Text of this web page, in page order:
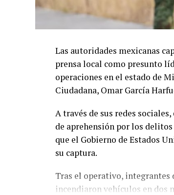
Las autoridades mexicanas
prensa local como presunto
operaciones en el estado de
Ciudadana, Omar García
A través de sus redes
de aprehensión por los
que el Gobierno de Estados
su captura.
Tras el operativo, integrantes
incendiaron vehículos en dos